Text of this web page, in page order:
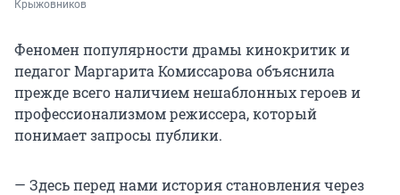
Крыжовников
Феномен популярности драмы кинокритик и
педагог Маргарита Комиссарова объяснила
прежде всего наличием нешаблонных героев и
профессионализмом режиссера, который
понимает запросы публики.
— Здесь перед нами история становления через